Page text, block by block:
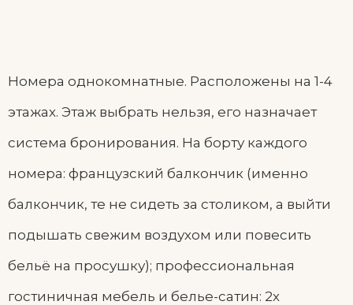
Номера однокомнатные. Расположены на 1-4
этажах. Этаж выбрать нельзя, его назначает
система бронирования. На борту каждого
номера: французский балкончик (именно
балкончик, те не сидеть за столиком, а выйти
подышать свежим воздухом или повесить
бельё на просушку); профессиональная
гостиничная мебель и белье-сатин: 2х